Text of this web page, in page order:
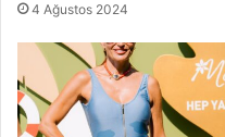
4 Ağustos 2024